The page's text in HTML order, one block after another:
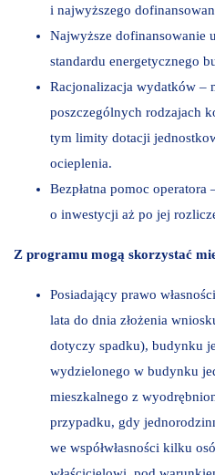
i najwyższego
Najwyższe dofinansowanie
standardu energetycznego
Racjonalizacja wydatków –
poszczególnych rodzajach
tym limity dotacji
ocieplenia.
Bezpłatna pomoc
o inwestycji aż po jej
Z programu mogą skorzystać
Posiadający prawo
lata do dnia złożenia
dotyczy spadku), budynku
wydzielonego w budynku
mieszkalnego z
przypadku, gdy
we współwłasności kilku